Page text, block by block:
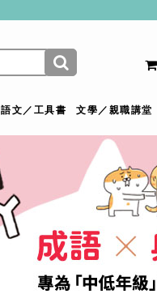
語文／工具書 文學／親職講堂